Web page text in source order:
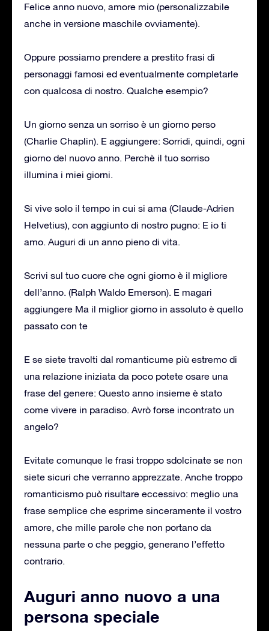
Felice anno nuovo, amore mio (personalizzabile
anche in versione maschile ovviamente).
Oppure possiamo prendere a prestito frasi di
personaggi famosi ed eventualmente completarle
con qualcosa di nostro. Qualche esempio?
Un giorno senza un sorriso è un giorno perso
(Charlie Chaplin). E aggiungere: Sorridi, quindi, ogni
giorno del nuovo anno. Perchè il tuo sorriso
illumina i miei giorni.
Si vive solo il tempo in cui si ama (Claude-Adrien
Helvetius), con aggiunto di nostro pugno: E io ti
amo. Auguri di un anno pieno di vita.
Scrivi sul tuo cuore che ogni giorno è il migliore
dell’anno. (Ralph Waldo Emerson). E magari
aggiungere Ma il miglior giorno in assoluto è quello
passato con te
E se siete travolti dal romanticume più estremo di
una relazione iniziata da poco potete osare una
frase del genere: Questo anno insieme è stato
come vivere in paradiso. Avrò forse incontrato un
angelo?
Evitate comunque le frasi troppo sdolcinate se non
siete sicuri che verranno apprezzate. Anche troppo
romanticismo può risultare eccessivo: meglio una
frase semplice che esprime sinceramente il vostro
amore, che mille parole che non portano da
nessuna parte o che peggio, generano l’effetto
contrario.
Auguri anno nuovo a una
persona speciale